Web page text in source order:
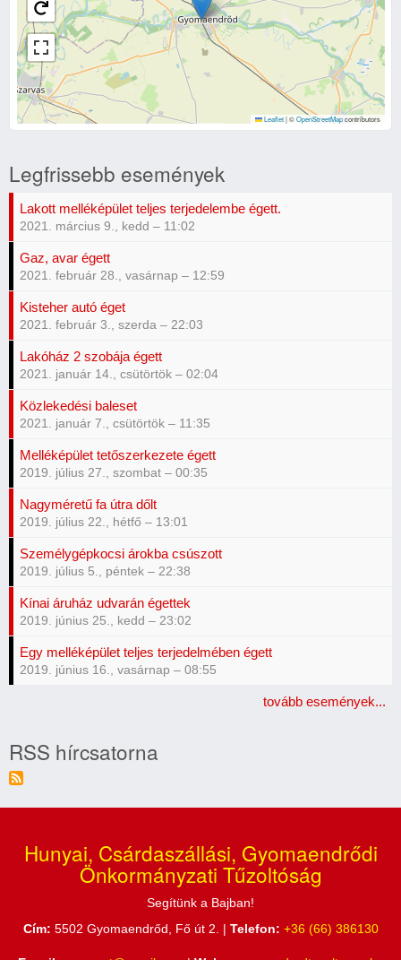
Leaflet |©OpenStreetMapcontributors
Legfrissebb események
Lakott melléképület teljes terjedelembe égett.
2021. március 9., kedd – 11:02
Gaz, avar égett
2021. február 28., vasárnap – 12:59
Kisteher autó éget
2021. február 3., szerda – 22:03
Lakóház 2 szobája égett
2021. január 14., csütörtök – 02:04
Közlekedési baleset
2021. január 7., csütörtök – 11:35
Melléképület tetőszerkezete égett
2019. július 27., szombat – 00:35
Nagyméretű fa útra dőlt
2019. július 22., hétfő – 13:01
Személygépkocsi árokba csúszott
2019. július 5., péntek – 22:38
Kínai áruház udvarán égettek
2019. június 25., kedd – 23:02
Egy melléképület teljes terjedelmében égett
2019. június 16., vasárnap – 08:55
tovább események...
RSS hírcsatorna
Hunyai, Csárdaszállási, Gyomaendrődi
Önkormányzati Tűzoltóság
Segítünk a Bajban!
Cím: 5502 Gyomaendrőd, Fő út 2. | Telefon: +36 (66) 386130